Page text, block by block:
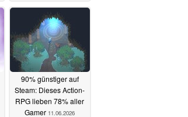
11.06.2026
90% günstiger auf
Steam: Dieses Action-
RPG lieben 78% aller
Gamer 11.06.2026